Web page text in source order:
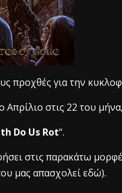
προχθές για την
Aπρίλιο στις 22 του
Do Us Rot“.
στις παρακάτω
μας απασχολεί εδώ).